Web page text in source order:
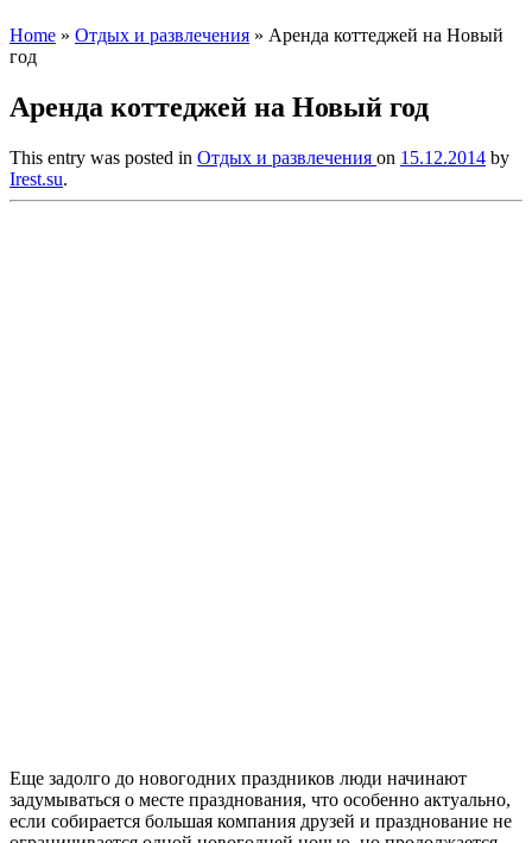
Home » Отдых и развлечения » Аренда коттеджей на Новый
год
Аренда коттеджей на Новый год
This entry was posted in Отдых и развлечения on 15.12.2014 by
Irest.su.
Еще задолго до новогодних праздников люди начинают
задумываться о месте празднования, что особенно актуально,
если собирается большая компания друзей и празднование не